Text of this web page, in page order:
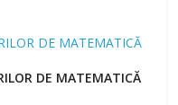
DE MATEMATICĂ